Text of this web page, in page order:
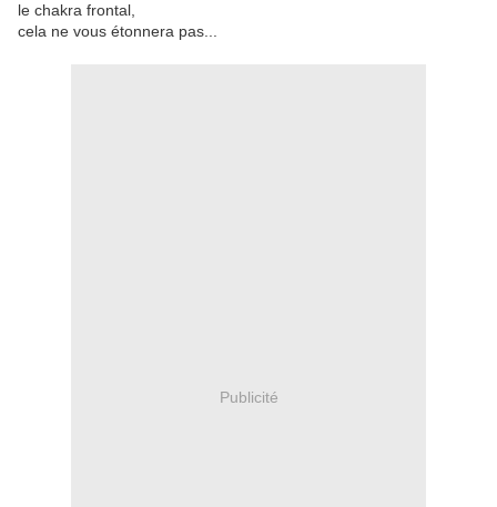
le chakra frontal,
cela ne vous étonnera pas...
Publicité